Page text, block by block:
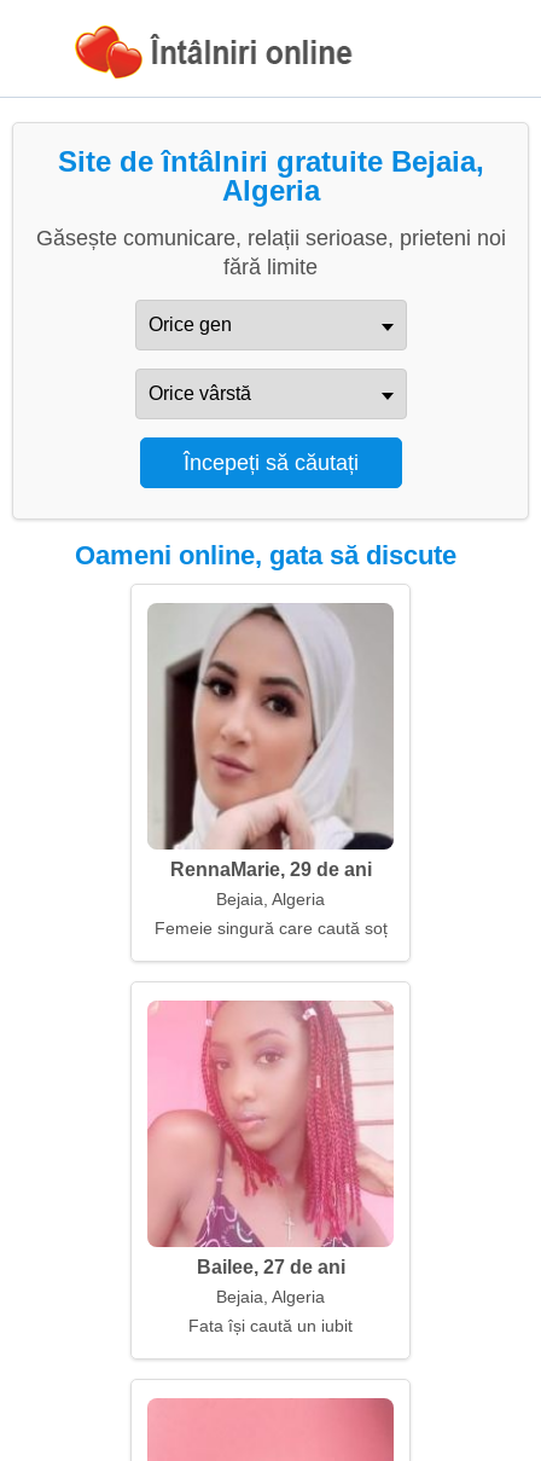
Site de întâlniri gratuite Bejaia,
Algeria
Găsește comunicare, relații serioase, prieteni noi
fără limite
Oameni online, gata să discute
RennaMarie, 29 de ani
Bejaia, Algeria
Femeie singură care caută soț
Bailee, 27 de ani
Bejaia, Algeria
Fata își caută un iubit